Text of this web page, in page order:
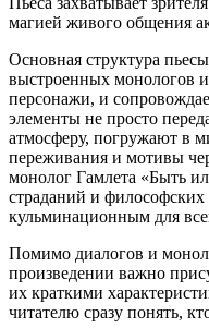
магией живого общения
Основная структура
выстроенных монологов
персонажи, и
элементы не просто
атмосферу, погружают в
переживания и мотивы
монолог Гамлета «Быть
страданий и
кульминационным для
Помимо диалогов и
произведении важно
их краткими
читателю сразу понять,